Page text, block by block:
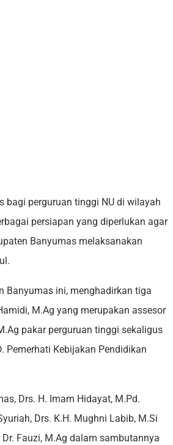
bagi perguruan tinggi NU di wilayah
persiapan yang diperlukan agar
Banyumas melaksanakan
Banyumas ini, menghadirkan tiga
M.Ag yang merupakan assesor
pakar perguruan tinggi sekaligus
Pemerhati Kebijakan Pendidikan
Drs. H. Imam Hidayat, M.Pd.
Drs. K.H. Mughni Labib, M.Si
Fauzi, M.Ag dalam sambutannya